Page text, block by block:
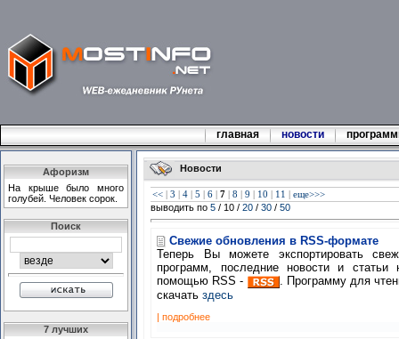
главная новости
Афоризм
Hа кpыше было много
голубей. Человек соpок.
Поиск
7 лучших
Новости
<<| 3 4 5 6 7| 8 9 10 11 еще>>>
выводить по 5/ 10 / 20/ 30/ 50
Свежие обновления в RSS-формате
Теперь Вы можете экспортировать
программ, последние новости и статьи
помощью RSS -
. Программу для
скачатьздесь
| подробнее